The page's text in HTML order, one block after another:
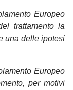
Europeo
trattamento la
una delle ipotesi
Europeo
per motivi